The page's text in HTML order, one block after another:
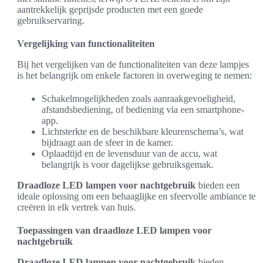
aantrekkelijk geprijsde producten met een goede
gebruikservaring.
Vergelijking van functionaliteiten
Bij het vergelijken van de functionaliteiten van deze lampjes
is het belangrijk om enkele factoren in overweging te nemen:
Schakelmogelijkheden zoals aanraakgevoeligheid,
afstandsbediening, of bediening via een smartphone-
app.
Lichtsterkte en de beschikbare kleurenschema’s, wat
bijdraagt aan de sfeer in de kamer.
Oplaadtijd en de levensduur van de accu, wat
belangrijk is voor dagelijkse gebruiksgemak.
Draadloze LED lampen voor nachtgebruik bieden een
ideale oplossing om een behaaglijke en sfeervolle ambiance te
creëren in elk vertrek van huis.
Toepassingen van draadloze LED lampen voor
nachtgebruik